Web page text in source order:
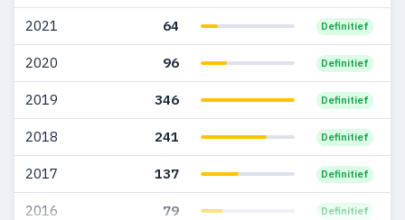
1986 3 —
1984 3 —
1983 3 —
2021 64 Definitief
2020 96 Definitief
2019 346 Definitief
2018 241 Definitief
2017 137 Definitief
2016 79 Definitief